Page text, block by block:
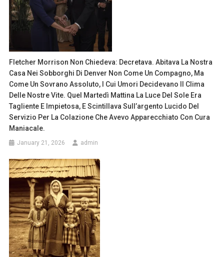
Fletcher Morrison Non Chiedeva: Decretava. Abitava La Nostra
Casa Nei Sobborghi Di Denver Non Come Un Compagno, Ma
Come Un Sovrano Assoluto, I Cui Umori Decidevano Il Clima
Delle Nostre Vite. Quel Martedì Mattina La Luce Del Sole Era
Tagliente E Impietosa, E Scintillava Sull’argento Lucido Del
Servizio Per La Colazione Che Avevo Apparecchiato Con Cura
Maniacale.
January 21, 2026 admin